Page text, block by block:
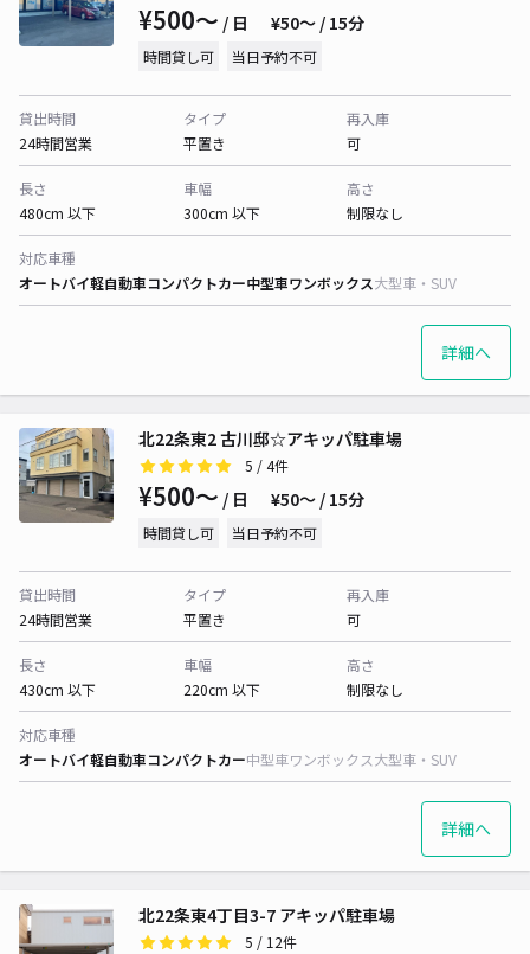
¥500〜 / 日 ¥50〜 / 15分
時間貸し可 当日予約不可
貸出時間
24時間営業
タイプ
平置き
再入庫
可
長さ
480cm 以下
車幅
300cm 以下
高さ
制限なし
対応車種
オートバイ軽自動車コンパクトカー中型車ワンボックス大型車・SUV
詳細へ
北22条東2 古川邸☆アキッパ駐車場
5 / 4件
¥500〜 / 日 ¥50〜 / 15分
時間貸し可 当日予約不可
貸出時間
24時間営業
タイプ
平置き
再入庫
可
長さ
430cm 以下
車幅
220cm 以下
高さ
制限なし
対応車種
オートバイ軽自動車コンパクトカー中型車ワンボックス大型車・SUV
詳細へ
北22条東4丁目3-7 アキッパ駐車場
5 / 12件